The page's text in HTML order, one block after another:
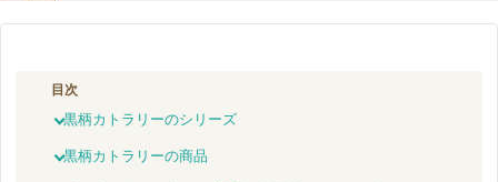
目次
黒柄カトラリーのシリーズ
黒柄カトラリーの商品